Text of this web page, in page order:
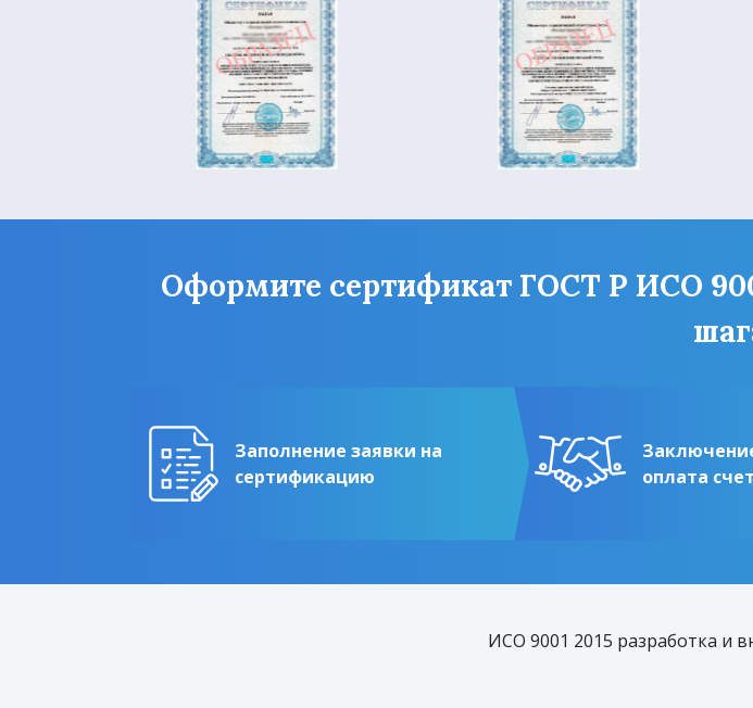
Оформите сертификат ГОСТ Р ИСО
Заполнение заявки на
сертификацию
оплата
ИСО 9001 2015 разработка и